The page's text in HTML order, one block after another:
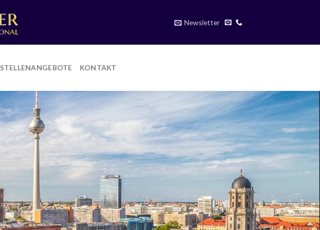
Newsletter
STELLENANGEBOTE KONTAKT